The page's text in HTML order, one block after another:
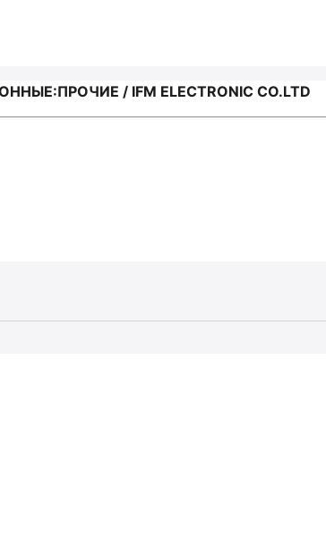
/ IFM ELECTRONIC CO.LTD